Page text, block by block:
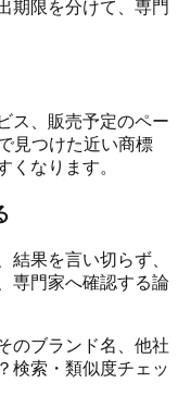
期限を分けて、専門
ス、販売予定のペー
見つけた近い商標
くなります。
結果を言い切らず、
専門家へ確認する論
のブランド名、他社
検索・類似度チェッ